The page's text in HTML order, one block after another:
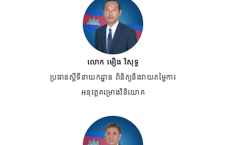
លោក មឿង វិសុទ្ធ
ប្រធានស្តីទីនាយកដ្ឋាន ពិនិត្យនិងវាយតម្លៃការ
អនុវត្តគម្រោងវិនិយោគ